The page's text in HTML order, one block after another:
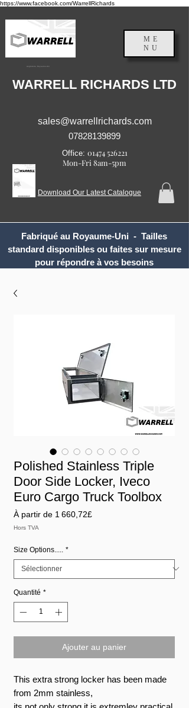
https://www.facebook.com/WarrellRichards
Angleterre, Royaume-Uni
ME
NU
WARRELL RICHARDS LTD
sales@warrellrichards.com
07828139899
Office: 01474 526221
Mon-Fri 8am-5pm
Download Our Latest Catalogue
Fabriqué au Royaume-Uni - Tailles
standard disponibles ou faites sur mesure
pour répondre à vos besoins
Polished Stainless Triple
Door Side Locker, Iveco
Euro Cargo Truck Toolbox
À partir de 1 660,72£
Hors TVA
Size Options..... *
Quantité *
Ajouter au panier
This extra strong locker has been made
from 2mm stainless,